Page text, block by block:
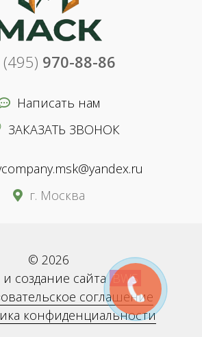
970-88-86
Написать нам
ЗАКАЗАТЬ ЗВОНОК
г. Москва
© 2026
создание сайта BWS
соглашение
конфиденциальности